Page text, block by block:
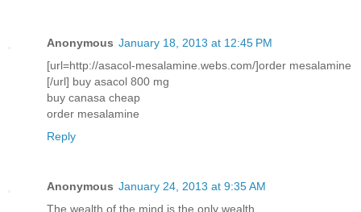
Anonymous January 18, 2013 at 12:45 PM
[url=http://asacol-mesalamine.webs.com/]order mesalamine
[/url] buy asacol 800 mg
buy canasa cheap
order mesalamine
Reply
Anonymous January 24, 2013 at 9:35 AM
The wealth of the mind is the only wealth.